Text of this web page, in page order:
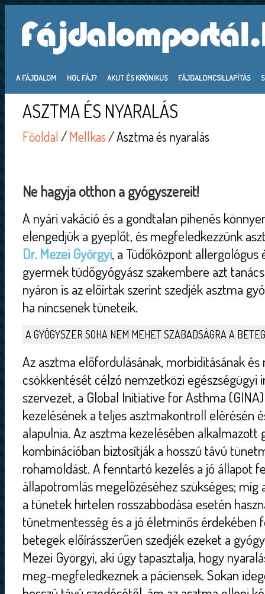
A FÁJDALOM HOL FÁJ? AKUT ÉS KRÓNIKUS FÁJDALOMCSILLAPÍTÁS
ASZTMA ÉS NYARALÁS
Főoldal/Mellkas/ Asztma és nyaralás
Ne hagyja otthon a gyógyszereit!
A nyári vakáció és a gondtalan pihenés
elengedjük a gyeplőt, és megfeledkezzünk
Dr. Mezei Györgyi, a Tüdőközpont
gyermek tüdőgyógyász szakembere azt
nyáron is az előírtak szerint szedjék asztma
ha nincsenek tüneteik.
A GYÓGYSZER SOHA NEM MEHET SZABADSÁGRA A
Az asztma előfordulásának, morbiditásának
csökkentését célzó nemzetközi egészségügyi
szervezet, a Global Initiative for Asthma
kezelésének a teljes asztmakontroll elérésén
alapulnia. Az asztma kezelésében alkalmazott
kombinációban biztosítják a hosszú távú
rohamoldást. A fenntartó kezelés a jó állapot
állapotromlás megelőzéséhez szükséges;
a tünetek hirtelen rosszabbodása esetén
tünetmentesség és a jó életminős érdekében
betegek előírásszerűen szedjék ezeket a
Mezei Györgyi, aki úgy tapasztalja, hogy
meg-megfeledkeznek a páciensek. Sokan